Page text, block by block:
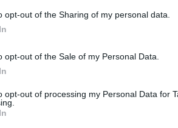
opt-out of the Sharing of my personal data.
opt-out of the Sale of my Personal Data.
opt-out of processing my Personal Data for